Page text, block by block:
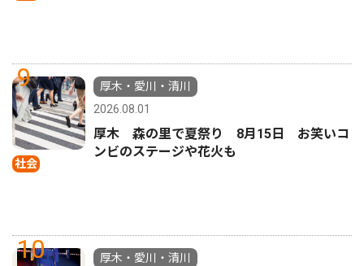
9
社会
厚木・愛川・清川
2026.08.01
厚木 森の里で夏祭り 8月15日 お笑いコ
ンビのステージや花火も
10
厚木・愛川・清川